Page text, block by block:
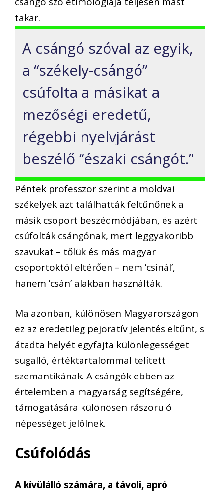
takar.
A csángó szóval az egyik,
a “székely-csángó”
csúfolta a másikat a
mezőségi eredetű,
régebbi nyelvjárást
beszélő “északi csángót.”
Péntek professzor szerint a moldvai
székelyek azt találhatták feltűnőnek a
másik csoport beszédmódjában, és azért
csúfolták csángónak, mert leggyakoribb
szavukat – tőlük és más magyar
csoportoktól eltérően – nem ’csinál’,
hanem ’csán’ alakban használták.
Ma azonban, különösen Magyarországon
ez az eredetileg pejoratív jelentés eltűnt, s
átadta helyét egyfajta különlegességet
sugalló, értéktartalommal telített
szemantikának. A csángók ebben az
értelemben a magyarság segítségére,
támogatására különösen rászoruló
népességet jelölnek.
Csúfolódás
A kívülálló számára, a távoli, apró